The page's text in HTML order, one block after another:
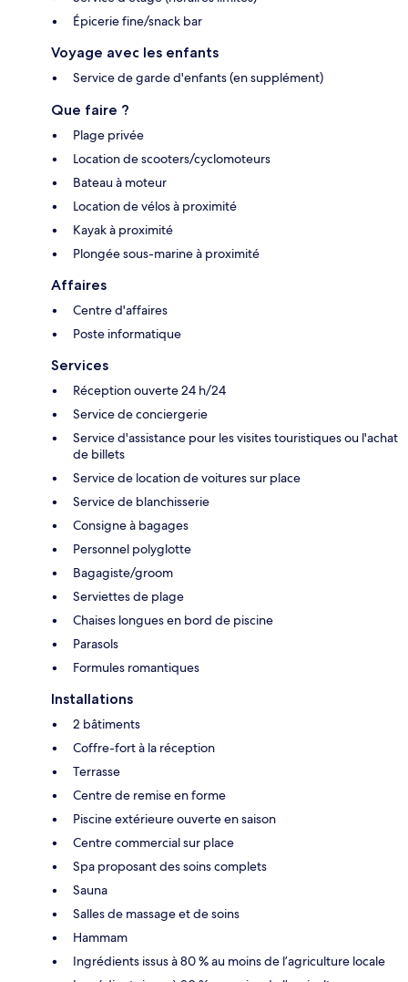
Épicerie fine/snack bar
Voyage avec les enfants
Service de garde d'enfants (en supplément)
Que faire ?
Plage privée
Location de scooters/cyclomoteurs
Bateau à moteur
Location de vélos à proximité
Kayak à proximité
Plongée sous-marine à proximité
Affaires
Centre d'affaires
Poste informatique
Services
Réception ouverte 24 h/24
Service de conciergerie
Service d'assistance pour les visites touristiques ou l'achat
de billets
Service de location de voitures sur place
Service de blanchisserie
Consigne à bagages
Personnel polyglotte
Bagagiste/groom
Serviettes de plage
Chaises longues en bord de piscine
Parasols
Formules romantiques
Installations
2 bâtiments
Coffre-fort à la réception
Terrasse
Centre de remise en forme
Piscine extérieure ouverte en saison
Centre commercial sur place
Spa proposant des soins complets
Sauna
Salles de massage et de soins
Hammam
Ingrédients issus à 80 % au moins de l’agriculture locale